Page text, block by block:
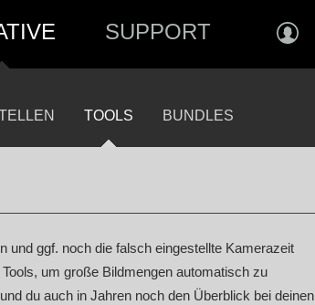
SUPPORT
TOOLS BUNDLES
und ggf. noch die falsch eingestellte Kamerazeit
um große Bildmengen automatisch zu
du auch in Jahren noch den Überblick bei deinen